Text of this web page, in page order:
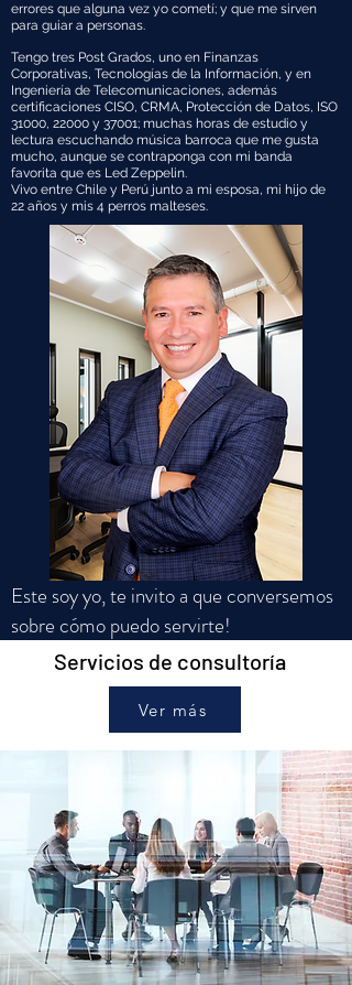
errores que alguna vez yo cometí; y que me sirven
para guiar a personas.
Tengo tres Post Grados, uno en Finanzas
Corporativas, Tecnologías de la Información, y en
Ingeniería de Telecomunicaciones, además
certificaciones CISO, CRMA, Protección de Datos, ISO
31000, 22000 y 37001; muchas horas de estudio y
lectura escuchando música barroca que me gusta
mucho, aunque se contraponga con mi banda
favorita que es Led Zeppelin.
Vivo entre Chile y Perú junto a mi esposa, mi hijo de
22 años y mis 4 perros malteses.
Este soy yo, te invito a que conversemos
sobre cómo puedo servirte!
Servicios de consultoría
Ver más